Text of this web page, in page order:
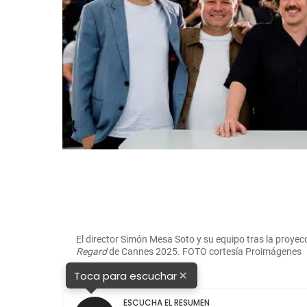
El director Simón Mesa Soto y su equipo tras la
Regardde Cannes 2025. FOTO cortesía Proimágenes
Toca para escuchar×
ESCUCHA EL RESUMEN